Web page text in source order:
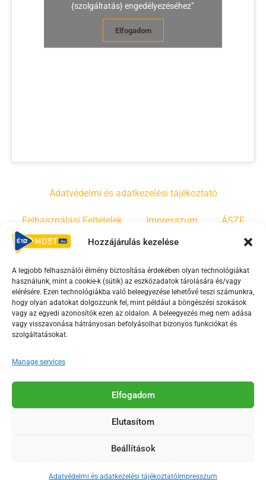
Hozzájárulás kezelése
A legjobb felhasználói élmény biztosítása érdekében olyan technológiákat
használunk, mint a cookie-k (sütik) az eszközadatok tárolására és/vagy
elérésére. Ezen technológiákba való beleegyezése lehetővé teszi számunkra,
hogy olyan adatokat dolgozzunk fel, mint például a böngészési szokások
vagy az egyedi azonosítók ezen az oldalon. A beleegyezés meg nem adása
vagy visszavonása hátrányosan befolyásolhat bizonyos funkciókat és
szolgáltatásokat.
Manage services
Elfogadom
Elutasítom
Beállítások
Adatvédelmi és adatkezelési tájékoztató Impresszum
{szolgáltatás} engedélyezéséhez"
Elfogadom
Adatvédelmi és adatkezelési tájékoztató
Felhasználási Feltételek Impresszum ÁSZF
Irányelvek Moderálási szabályzat
F
a
c
e
o
o
-
Y
o
u
t
b
e
s
r
T
i
k
Az Érd Média médiaszolgáltatási tevékenységét a
Médiatanács a Magyar Média Mecenatúra program
2018-2026. © Minden jog fenntartva, Érd Megyei Jogú Város